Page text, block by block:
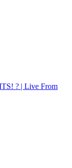
? | Live From